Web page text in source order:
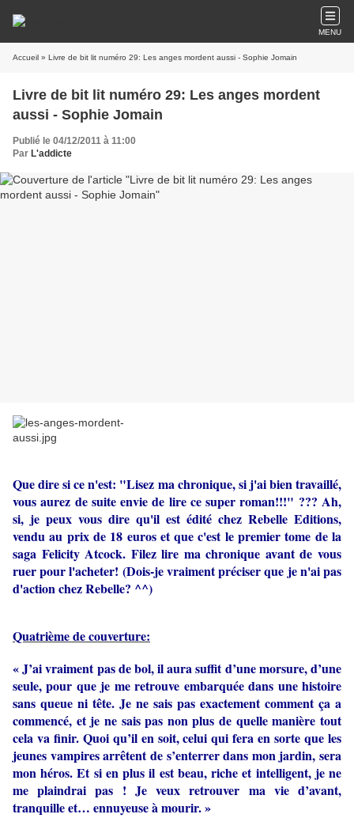
MENU
Accueil » Livre de bit lit numéro 29: Les anges mordent aussi - Sophie Jomain
Livre de bit lit numéro 29: Les anges mordent
aussi - Sophie Jomain
Publié le 04/12/2011 à 11:00
Par L'addicte
Que dire si ce n'est: "Lisez ma chronique, si j'ai bien travaillé,
vous aurez de suite envie de lire ce super roman!!!" ??? Ah,
si, je peux vous dire qu'il est édité chez Rebelle Editions,
vendu au prix de 18 euros et que c'est le premier tome de la
saga Felicity Atcock. Filez lire ma chronique avant de vous
ruer pour l'acheter! (Dois-je vraiment préciser que je n'ai pas
d'action chez Rebelle? ^^)
Quatrième de couverture:
« J’ai vraiment pas de bol, il aura suffit d’une morsure, d’une
seule, pour que je me retrouve embarquée dans une histoire
sans queue ni tête. Je ne sais pas exactement comment ça a
commencé, et je ne sais pas non plus de quelle manière tout
cela va finir. Quoi qu’il en soit, celui qui fera en sorte que les
jeunes vampires arrêtent de s’enterrer dans mon jardin, sera
mon héros. Et si en plus il est beau, riche et intelligent, je ne
me plaindrai pas ! Je veux retrouver ma vie d’avant,
tranquille et… ennuyeuse à mourir. »